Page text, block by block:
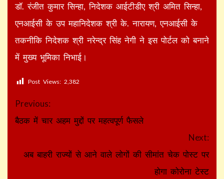
डॉ. रंजीत कुमार सिन्हा, निदेशक आईटीडीए श्री अमित सिन्हा,
एनआईसी के उप महानिदेशक श्री के. नारायण, एनआईसी के
तकनीकि निदेशक श्री नरेन्द्र सिंह नेगी ने इस पोर्टल को बनाने
में मुख्य भूमिका निभाई।
Post Views: 2,382
Continue
Reading
Previous:
बैठक में चार अहम मुद्दों पर महत्वपूर्ण फैसले
Next:
अब बाहरी राज्यों से आने वाले लोगों की सीमांत चेक पोस्ट पर
होगा कोरोना टेस्ट